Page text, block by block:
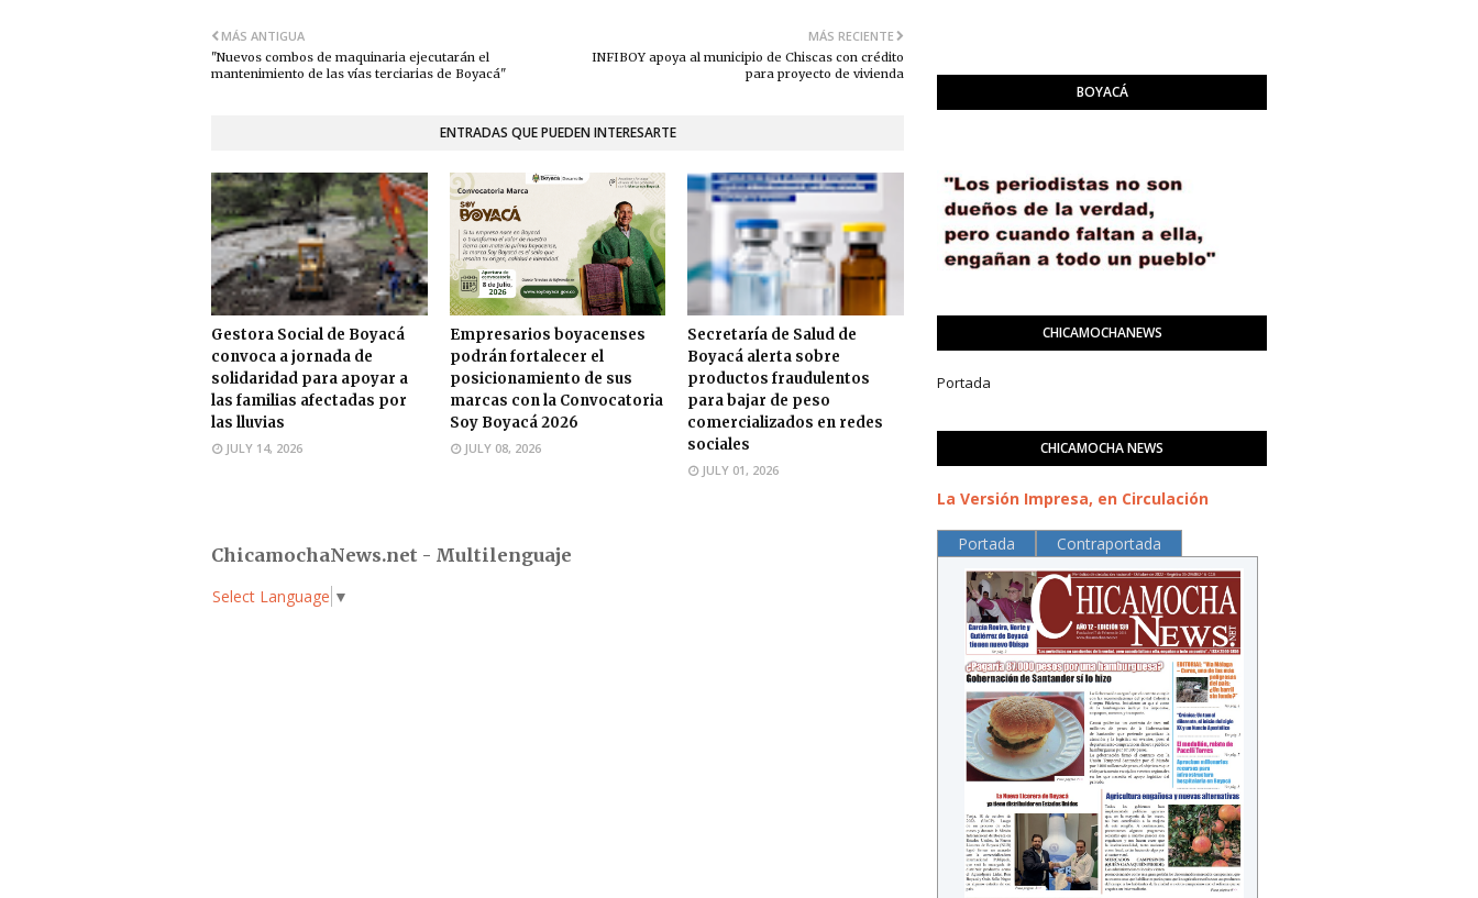
MÁS RECIENTE
INFIBOY apoya al municipio de Chiscas con crédito
para proyecto de vivienda
MÁS ANTIGUA
"Nuevos combos de maquinaria ejecutarán el
mantenimiento de las vías terciarias de Boyacá"
ENTRADAS QUE PUEDEN INTERESARTE
Gestora Social de Boyacá
convoca a jornada de
solidaridad para apoyar a
las familias afectadas por
las lluvias
JULY 14, 2026
Empresarios boyacenses
podrán fortalecer el
posicionamiento de sus
marcas con la Convocatoria
Soy Boyacá 2026
JULY 08, 2026
Secretaría de Salud de
Boyacá alerta sobre
productos fraudulentos
para bajar de peso
comercializados en redes
sociales
JULY 01, 2026
ChicamochaNews.net - Multilenguaje
Select Language ▼
BOYACÁ
CHICAMOCHANEWS
Portada
CHICAMOCHA NEWS
La Versión Impresa, en Circulación
Portada Contraportada